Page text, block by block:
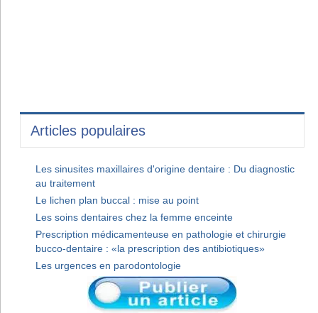
Articles populaires
Les sinusites maxillaires d'origine dentaire : Du diagnostic
au traitement
Le lichen plan buccal : mise au point
Les soins dentaires chez la femme enceinte
Prescription médicamenteuse en pathologie et chirurgie
bucco-dentaire : «la prescription des antibiotiques»
Les urgences en parodontologie